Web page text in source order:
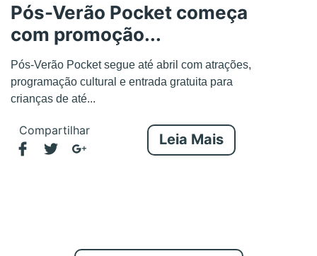
Pós-Verão Pocket começa
com promoção...
Pós-Verão Pocket segue até abril com atrações,
programação cultural e entrada gratuita para
crianças de até...
Compartilhar
Leia Mais